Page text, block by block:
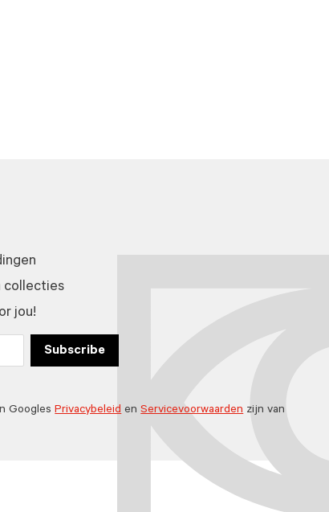
collecties
jou!
Subscribe
GooglesPrivacybeleidenServicevoorwaardenzijn van